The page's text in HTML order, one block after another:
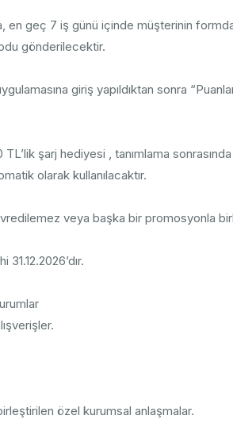
en geç 7 iş günü içinde müşterinin
gönderilecektir.
giriş yapıldıktan sonra
şarj hediyesi , tanımlama
olarak kullanılacaktır.
veya başka bir promosyonla
özel kurumsal anlaşmalar.